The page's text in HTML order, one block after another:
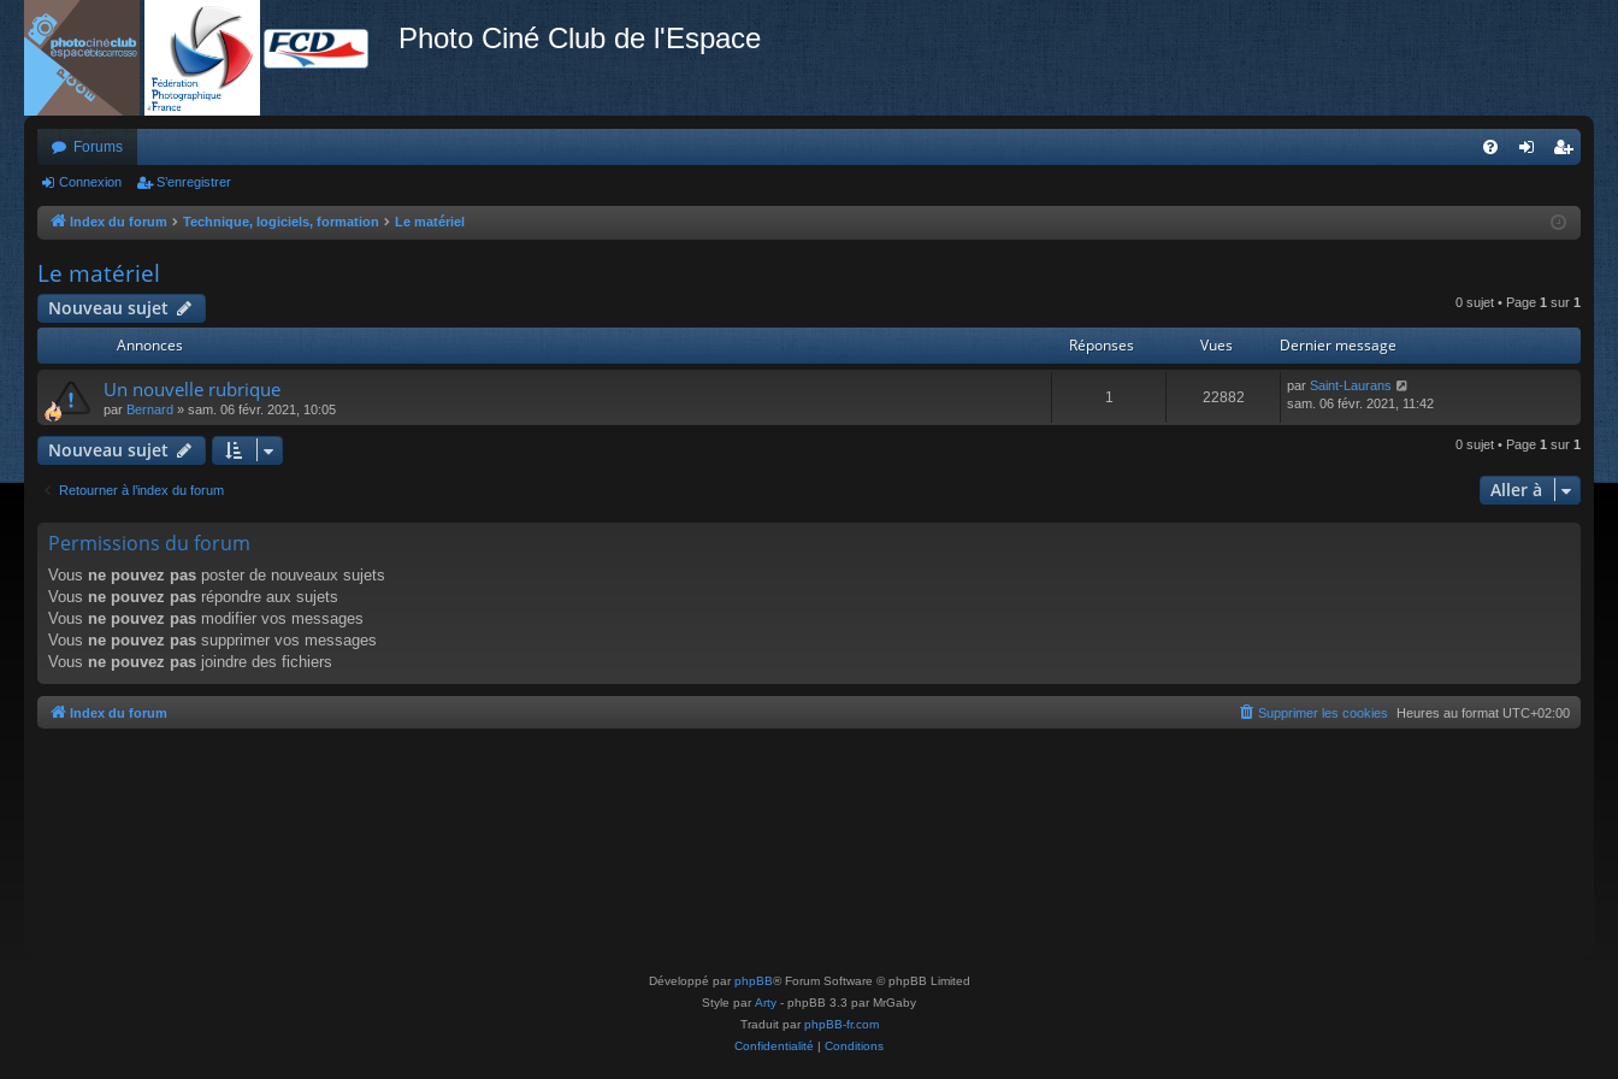
Photo Ciné Club de l'Espace
Forums
nr
re
r
Connexion S’enregistrer
Index du forum Technique, logiciels, formation Le matériel
Le matériel
Nouveau sujet 0 sujet • Page 1 sur 1
Annonces Réponses Vues Dernier message
Un nouvelle rubrique
par Bernard » sam. 06 févr. 2021, 10:05
1 22882
par Saint-Laurans
sam. 06 févr. 2021, 11:42
Nouveau sujet 0 sujet • Page 1 sur 1
Retourner à l’index du forum Aller à
Permissions du forum
Vous ne pouvez pas poster de nouveaux sujets
Vous ne pouvez pas répondre aux sujets
Vous ne pouvez pas modifier vos messages
Vous ne pouvez pas supprimer vos messages
Vous ne pouvez pas joindre des fichiers
Index du forum Heures au format UTC+02:00
Supprimer les cookies
Développé par phpBB® Forum Software © phpBB Limited
Style par Arty - phpBB 3.3 par MrGaby
Traduit par phpBB-fr.com
Confidentialité | Conditions